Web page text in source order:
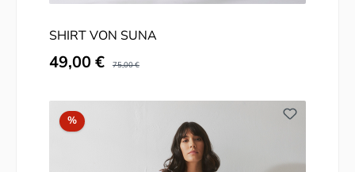
SHIRT VON SUNA
Verkaufspreis:
49,00 € Regulärer Preis:
75,00 €
%Rabatt